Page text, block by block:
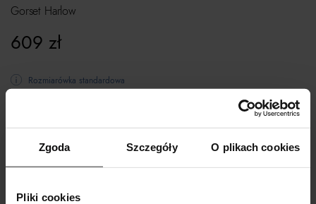
Zgoda Szczegóły O plikach cookies
Pliki cookies
Gorset Harlow
609 zł
Rozmiarówka standardowa
WYBIERZ ROZMIAR
DODAJ DO KOSZYKA